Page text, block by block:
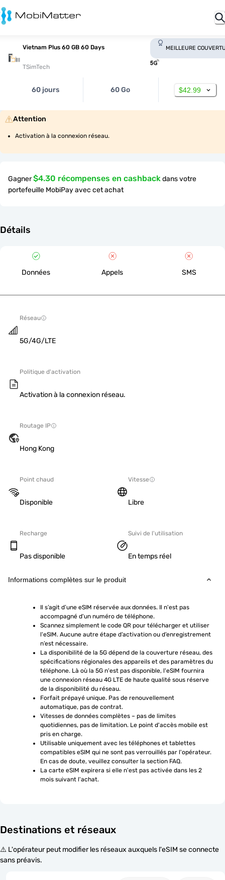
Vietnam Plus 60 GB 60 Days
TSimTech
MEILLEURE
60 jours 60 Go $42.99
Attention
Activation à la connexion réseau.
Gagner$4.30 récompenses en cashbackdans votre
portefeuille MobiPay avec cet achat
Détails
Données Appels SMS
Réseau
5G/4G/LTE
Politique d'activation
Activation à la connexion réseau.
Routage IP
Hong Kong
Point chaud
Disponible
Vitesse
Libre
Recharge
Pas disponible
Suivi de l'utilisation
En temps réel
Informations complètes sur le produit
Il s’agit d’une eSIM réservée aux données. Il n'est pas
accompagné d'un numéro de téléphone.
Scannez simplement le code QR pour télécharger et utiliser
l'eSIM. Aucune autre étape d’activation ou d’enregistrement
n’est nécessaire.
La disponibilité de la 5G dépend de la couverture réseau, des
spécifications régionales des appareils et des paramètres du
téléphone. Là où la 5G n'est pas disponible, l'eSIM fournira
une connexion réseau 4G LTE de haute qualité sous réserve
de la disponibilité du réseau.
Forfait prépayé unique. Pas de renouvellement
automatique, pas de contrat.
Vitesses de données complètes – pas de limites
quotidiennes, pas de limitation. Le point d'accès mobile est
pris en charge.
Utilisable uniquement avec les téléphones et tablettes
compatibles eSIM qui ne sont pas verrouillés par l'opérateur.
En cas de doute, veuillez consulter la section FAQ.
La carte eSIM expirera si elle n'est pas activée dans les 2
mois suivant l'achat.
Destinations et réseaux
⚠️ L'opérateur peut modifier les réseaux auxquels l'eSIM se connecte
sans préavis.